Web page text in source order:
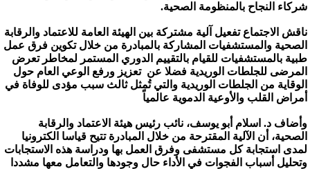
شركاء النجاح بالمنظومة الصحية.
ناقش الاجتماع تفعيل آلية مشتركة بين الهيئة العامة للاعتماد والرقابة
الصحية والمستشفيات المشاركة بالمبادرة من خلال تكوين فرق عمل
طبية بالمستشفيات للقيام بالتقييم الدوري المستمر لمخاطر تعرض
المرضى للجلطات الوريدية فضلا عن تعزيز ورفع الوعي العام حول
الوقاية من الجلطات الوريدية والتي تُمثل ثالث سبب مؤدى للوفاة في
أمراض القلب والأوعية الدموية عالمياً
وأضاف د. اسلام أبو يوسف، نائب رئيس هيئة الاعتماد والرقابة
الصحية، أن الآلية المقترحة من خلال المبادرة تتيح قياسا الكترونيا
لمدى استجابة كل مستشفى وفرق العمل بها ودراسة هذه الاستجابات
وتحليل أسباب الفجوات في الأداء حال وجودها والتعامل معها مشددا